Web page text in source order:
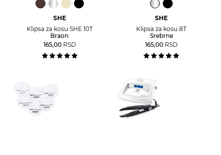
SHE
Klipsa za kosu SHE 10T
Braon
165,00 RSD
SHE
Klipsa za kosu 8T
Srebrne
165,00 RSD